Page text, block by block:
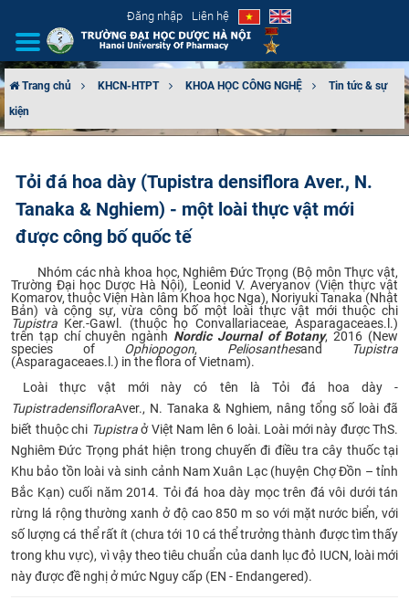
Đăng nhập Liên hệ
GIỚI THIỆU
TUYỂN SINH
ĐẢM BẢO CHẤT LƯỢNG
KHOA HỌC CÔNG NGHỆ
HTQT
CỰU NGƯỜI HỌC
Trang chủ KHCN-HTPT KHOA HỌC CÔNG NGHỆ
Tin tức & sự
kiện
Tỏi đá hoa dày (Tupistra densiflora Aver., N.
Tanaka & Nghiem) - một loài thực vật mới
được công bố quốc tế
Nhóm các nhà khoa học, Nghiêm Đức Trọng (Bộ môn Thực vật,
Trường Đại học Dược Hà Nội), Leonid V. Averyanov (Viện thực vật
Komarov, thuộc Viện Hàn lâm Khoa học Nga), Noriyuki Tanaka (Nhật
Bản) và cộng sự, vừa công bố một loài thực vật mới thuộc chi
Tupistra Ker.-Gawl. (thuộc họ Convallariaceae, Asparagaceaes.l.)
trên tạp chí chuyên ngành Nordic Journal of Botany, 2016 (New
species of Ophiopogon, Peliosanthesand
Tupistra
(Asparagaceaes.l.) in the flora of Vietnam).​
Loài thực vật mới này có tên là Tỏi đá hoa dày -
TupistradensifloraAver., N. Tanaka & Nghiem, nâng tổng số loài đã
biết thuộc chi Tupistraở Việt Nam lên 6 loài. Loài mới này được ThS.
Nghiêm Đức Trọng phát hiện trong chuyến đi điều tra cây thuốc tại
Khu bảo tồn loài và sinh cảnh Nam Xuân Lạc (huyện Chợ Đồn – tỉnh
Bắc Kạn) cuối năm 2014. Tỏi đá hoa dày mọc trên đá vôi dưới tán
rừng lá rộng thường xanh ở độ cao 850 m so với mặt nước biển, với
số lượng cá thể rất ít (chưa tới 10 cá thể trưởng thành được tìm thấy
trong khu vực), vì vậy theo tiêu chuẩn của danh lục đỏ IUCN, loài mới
này được đề nghị ở mức Nguy cấp (EN - Endangered).